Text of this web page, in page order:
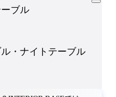
ブル
・ナイトテーブル